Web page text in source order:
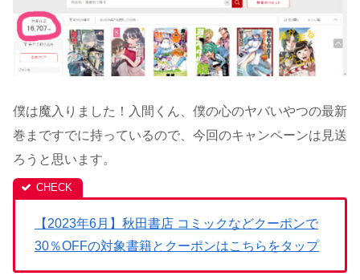
僕は魔入りました！入間くん、僕の心のヤバいやつの最新
巻まですでに持っているので、今回のキャンペーンは見送
ろうと思います。
【2023年6月】秋田書店 コミックなどクーポンで
30％OFFの対象書籍とクーポンはこちらをタップ